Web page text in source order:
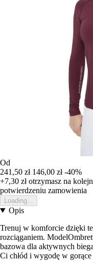
Od
241,50 zł 146,00 zł -40%
+7,30 złotrzymasz na
potwierdzeniu zamowienia
Loading...
Opis
Trenuj w komforcie dzięki
rozciąganiem.
bazowa dla aktywnych
Ci chłód i wygodę w